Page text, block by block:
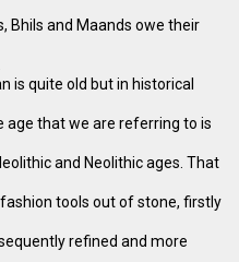
Bhils and Maands owe their
is quite old but in historical
age that we are referring to is
and Neolithic ages. That
tools out of stone, firstly
refined and more